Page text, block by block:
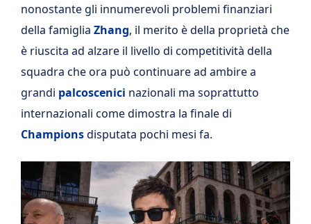
nonostante gli innumerevoli problemi finanziari
della famiglia Zhang, il merito è della proprietà che
è riuscita ad alzare il livello di competitività della
squadra che ora può continuare ad ambire a
grandi palcoscenici nazionali ma soprattutto
internazionali come dimostra la finale di
Championsdisputata pochi mesi fa.